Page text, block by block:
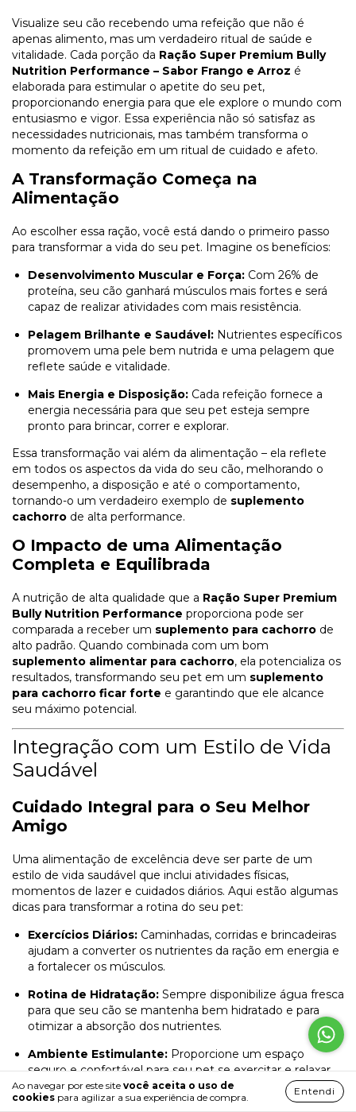
Ao navegar por este site você aceita o uso de
cookies para agilizar a sua experiência de compra.
Entendi
Visualize seu cão recebendo uma refeição que não é
apenas alimento, mas um verdadeiro ritual de saúde e
vitalidade. Cada porção da Ração Super Premium Bully
Nutrition Performance – Sabor Frango e Arroz é
elaborada para estimular o apetite do seu pet,
proporcionando energia para que ele explore o mundo com
entusiasmo e vigor. Essa experiência não só satisfaz as
necessidades nutricionais, mas também transforma o
momento da refeição em um ritual de cuidado e afeto.
A Transformação Começa na
Alimentação
Ao escolher essa ração, você está dando o primeiro passo
para transformar a vida do seu pet. Imagine os benefícios:
Desenvolvimento Muscular e Força: Com 26% de
proteína, seu cão ganhará músculos mais fortes e será
capaz de realizar atividades com mais resistência.
Pelagem Brilhante e Saudável: Nutrientes específicos
promovem uma pele bem nutrida e uma pelagem que
reflete saúde e vitalidade.
Mais Energia e Disposição: Cada refeição fornece a
energia necessária para que seu pet esteja sempre
pronto para brincar, correr e explorar.
Essa transformação vai além da alimentação – ela reflete
em todos os aspectos da vida do seu cão, melhorando o
desempenho, a disposição e até o comportamento,
tornando-o um verdadeiro exemplo de suplemento
cachorro de alta performance.
O Impacto de uma Alimentação
Completa e Equilibrada
A nutrição de alta qualidade que a Ração Super Premium
Bully Nutrition Performance proporciona pode ser
comparada a receber um suplemento para cachorro de
alto padrão. Quando combinada com um bom
suplemento alimentar para cachorro, ela potencializa os
resultados, transformando seu pet em um suplemento
para cachorro ficar forte e garantindo que ele alcance
seu máximo potencial.
Integração com um Estilo de Vida
Saudável
Cuidado Integral para o Seu Melhor
Amigo
Uma alimentação de excelência deve ser parte de um
estilo de vida saudável que inclui atividades físicas,
momentos de lazer e cuidados diários. Aqui estão algumas
dicas para transformar a rotina do seu pet:
Exercícios Diários: Caminhadas, corridas e brincadeiras
ajudam a converter os nutrientes da ração em energia e
a fortalecer os músculos.
Rotina de Hidratação: Sempre disponibilize água fresca
para que seu cão se mantenha bem hidratado e para
otimizar a absorção dos nutrientes.
Ambiente Estimulante: Proporcione um espaço
seguro e confortável para seu pet se exercitar e relaxar,
garantindo que ele aproveite cada momento da vida
com alegria.